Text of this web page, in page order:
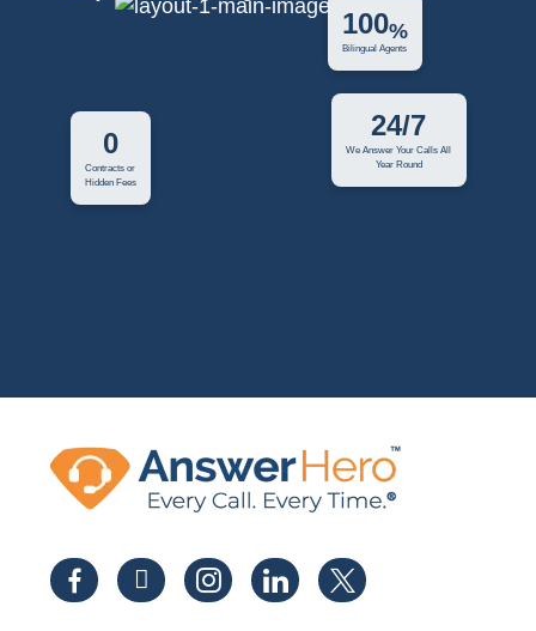
0
Contracts or
Hidden Fees
24/7
We Answer Your Calls All
Year Round
100%
Bilingual Agents